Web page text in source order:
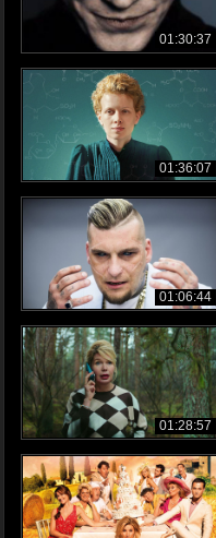
01:30:37
01:36:07
01:06:44
01:28:57